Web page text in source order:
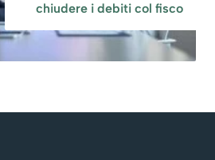
chiudere i debiti col fisco